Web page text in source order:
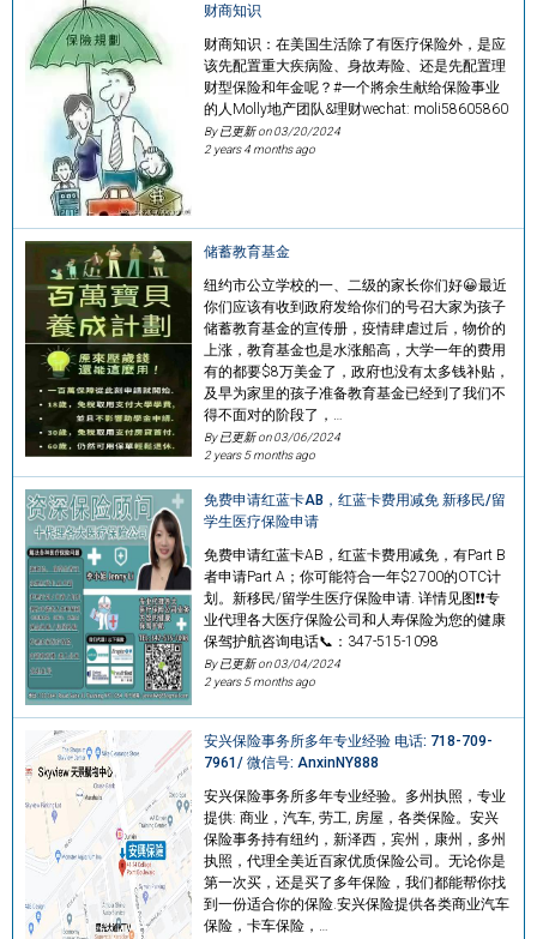
财商知识
财商知识：在美国生活除了有医疗保险外，是应
该先配置重大疾病险、身故寿险、还是先配置理
财型保险和年金呢？#一个將余生献给保险事业
的人Molly地产团队&理财wechat: moli58605860
By 已更新 on03/20/2024
2 years 4 months ago
储蓄教育基金
纽约市公立学校的一、二级的家长你们好😀最近
你们应该有收到政府发给你们的号召大家为孩子
储蓄教育基金的宣传册，疫情肆虐过后，物价的
上涨，教育基金也是水涨船高，大学一年的费用
有的都要$8万美金了，政府也没有太多钱补贴，
及早为家里的孩子准备教育基金已经到了我们不
得不面对的阶段了，…
By 已更新 on03/06/2024
2 years 5 months ago
免费申请红蓝卡AB，红蓝卡费用减免 新移民/留
学生医疗保险申请
免费申请红蓝卡AB，红蓝卡费用减免，有Part B
者申请Part A；你可能符合一年$2700的OTC计
划。新移民/留学生医疗保险申请. 详情见图❗❗专
业代理各大医疗保险公司和人寿保险为您的健康
保驾护航咨询电话📞：347-515-1098
By 已更新 on03/04/2024
2 years 5 months ago
安兴保险事务所多年专业经验 电话: 718-709-
7961/ 微信号: AnxinNY888
安兴保险事务所多年专业经验。多州执照，专业
提供: 商业，汽车, 劳工, 房屋，各类保险。安兴
保险事务持有纽约，新泽西，宾州，康州，多州
执照，代理全美近百家优质保险公司。无论你是
第一次买，还是买了多年保险，我们都能帮你找
到一份适合你的保险.安兴保险提供各类商业汽车
保险，卡车保险，…